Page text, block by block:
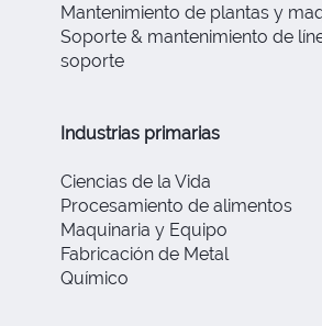
Mantenimiento de plantas y
Soporte & mantenimiento de
soporte
Industrias primarias
Ciencias de la Vida
Procesamiento de alimentos
Maquinaria y Equipo
Fabricación de Metal
Químico